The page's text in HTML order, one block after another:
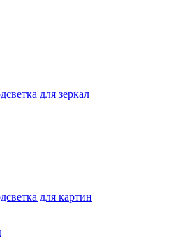
для зеркал
для картин